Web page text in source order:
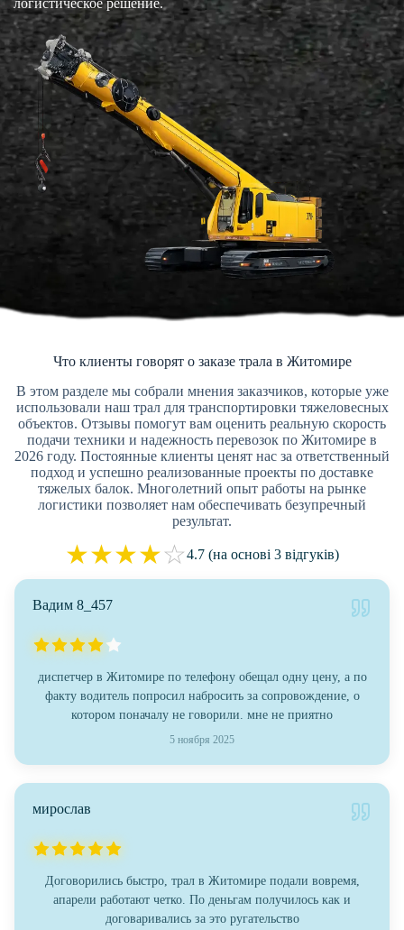
логистическое решение.
Что клиенты говорят о заказе трала в Житомире
В этом разделе мы собрали мнения заказчиков, которые уже
использовали наш трал для транспортировки тяжеловесных
объектов. Отзывы помогут вам оценить реальную скорость
подачи техники и надежность перевозок по Житомире в
2026 году. Постоянные клиенты ценят нас за ответственный
подход и успешно реализованные проекты по доставке
тяжелых балок. Многолетний опыт работы на рынке
логистики позволяет нам обеспечивать безупречный
результат.
★★★★☆4.7 (на основі 3 відгуків)
Вадим 8_457
диспетчер в Житомире по телефону обещал одну цену, а по
факту водитель попросил набросить за сопровождение, о
котором поначалу не говорили. мне не приятно
5 ноября 2025
мирослав
Договорились быстро, трал в Житомире подали вовремя,
апарели работают четко. По деньгам получилось как и
договаривались за это ругательство